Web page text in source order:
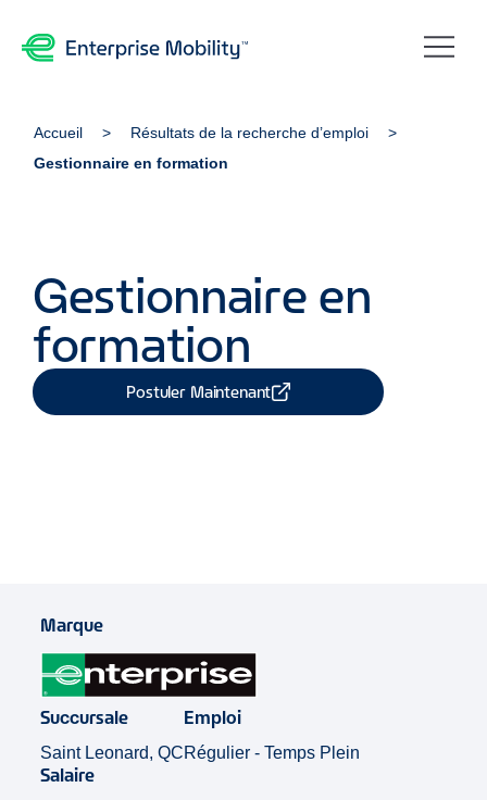
Accueil
Résultats de la recherche d’emploi
Gestionnaire en formation
Gestionnaire en
formation
Postuler Maintenant
Marque
Succursale
Saint Leonard, QC
Emploi
Régulier - Temps Plein
Salaire